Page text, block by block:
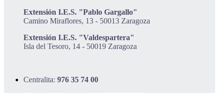
Extensión I.E.S. "Pablo Gargallo"
Camino Miraflores, 13 - 50013 Zaragoza
Extensión I.E.S. "Valdespartera"
Isla del Tesoro, 14 - 50019 Zaragoza
Centralita: 976 35 74 00